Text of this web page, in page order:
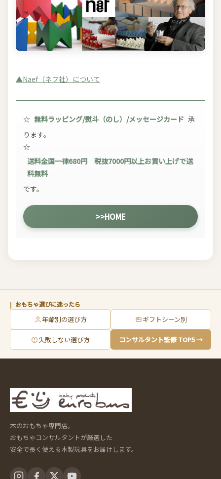
▲Naef（ネフ社）について
☆ 無料ラッピング/熨斗（のし）/メッセージカード 承
ります。
☆
送料全国一律680円 税抜7000円以上お買い上げで送
料無料
です。
>>HOME
おもちゃ選びに迷ったら
年齢別の選び方 ギフトシーン別
失敗しない選び方 コンサルタント監修 TOP5 →
木のおもちゃ専門店。
おもちゃコンサルタントが厳選した
安全で長く使える木製玩具をお届けします。